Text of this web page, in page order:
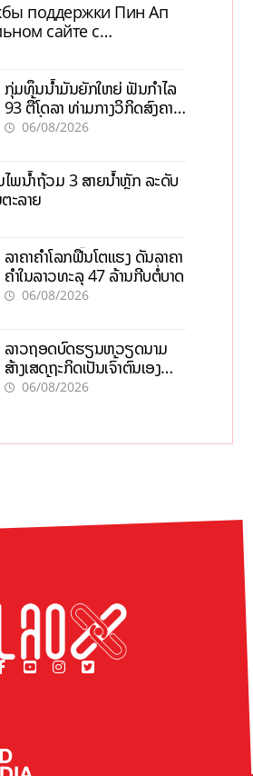
поддержки Пин Ап
сайте с
ກຸ່ມທຶນນ້ຳມັນຍັກໃຫຍ່ ຟັນກຳໄລ
93 ຕື້ໂດລາ ທ່າມກາງວິກິດສົງຄາມ
ລາຄານໍ້າມັນແພງ
06/08/2026
ໄພນໍ້າຖ້ວມ 3 ສາຍນໍ້າຫຼັກ ລະດັບ
ະລາຍ
ລາຄາຄຳໂລກຟື້ນໂຕແຮງ ດັນລາຄາ
ຄຳໃນລາວທະລຸ 47 ລ້ານກີບຕໍ່ບາດ
06/08/2026
ລາວຖອດບົດຮຽນຫວຽດນາມ
ສ້າງເສດຖະກິດເປັນເຈົ້າຕົນເອງ
ກ້າວສູ່ເປົ້າໝາຍ 2035
06/08/2026